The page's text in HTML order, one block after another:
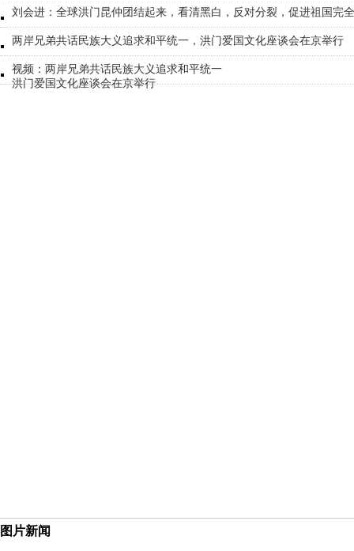
刘会进：全球洪门昆仲团结起来，看清黑白，反对分裂，促进祖国完
两岸兄弟共话民族大义追求和平统一，洪门爱国文化座谈会在京举行
视频：两岸兄弟共话民族大义追求和平统一
洪门爱国文化座谈会在京举行
图片新闻